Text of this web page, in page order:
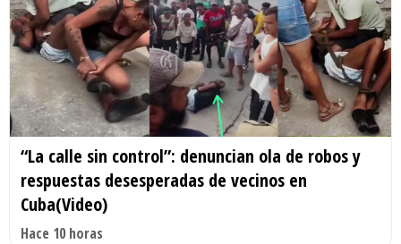
“La calle sin control”: denuncian ola de robos y
respuestas desesperadas de vecinos en
Cuba(Video)
Hace 10 horas